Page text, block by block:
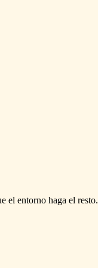
el entorno haga el resto.